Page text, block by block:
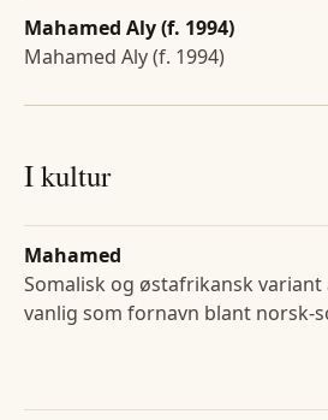
Mahamed Aly (f. 1994)
Mahamed Aly (f. 1994)
I kultur
Mahamed
Somalisk og østafrikansk variant
vanlig som fornavn blant norsk-